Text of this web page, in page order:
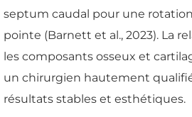
septum caudal pour une
pointe (Barnett et al., 2023). La
les composants osseux et
un chirurgien hautement
résultats stables et esthétiques.